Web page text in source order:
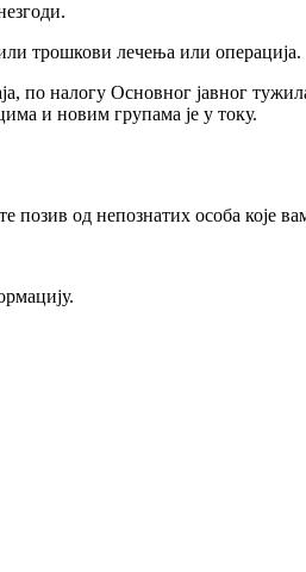
трошкови лечења или операција.
по налогу Основног јавног
и новим групама је у току.
од непознатих особа које